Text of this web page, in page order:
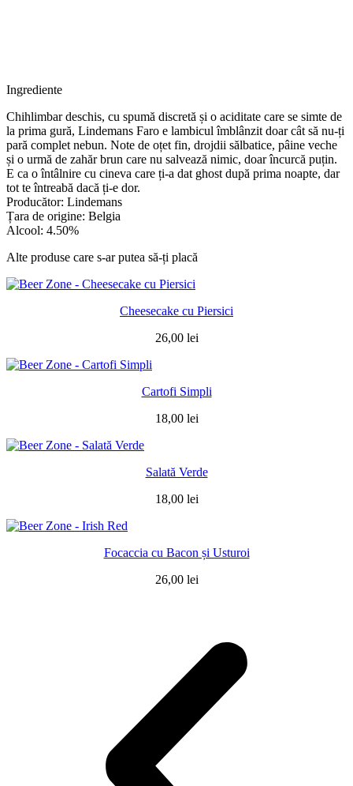
Ingrediente
Chihlimbar deschis, cu spumă discretă și o aciditate care se simte de
la prima gură, Lindemans Faro e lambicul îmblânzit doar cât să nu-ți
pară complet nebun. Note de oțet fin, drojdii sălbatice, pâine veche
și o urmă de zahăr brun care nu salvează nimic, doar încurcă puțin.
E ca o întâlnire cu cineva care ți-a dat ghost după prima noapte, dar
tot te întreabă dacă ți-e dor.
Producător: Lindemans
Țara de origine: Belgia
Alcool: 4.50%
Alte produse care s-ar putea să-ți placă
Cheesecake cu Piersici
26,00 lei
Cartofi Simpli
18,00 lei
Salată Verde
18,00 lei
Focaccia cu Bacon și Usturoi
26,00 lei